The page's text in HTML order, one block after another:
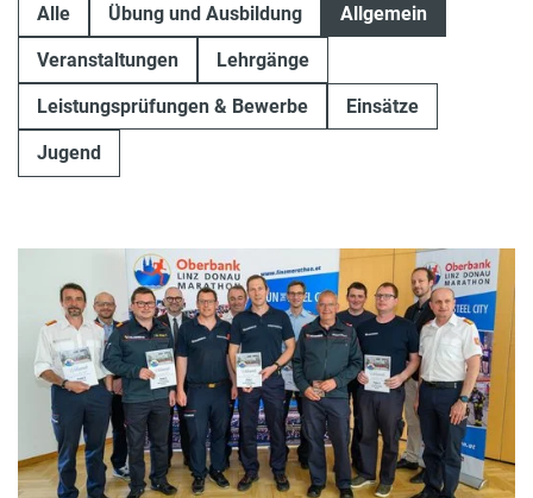
Alle Übung und Ausbildung Allgemein
Veranstaltungen Lehrgänge
Leistungsprüfungen & Bewerbe Einsätze
Jugend